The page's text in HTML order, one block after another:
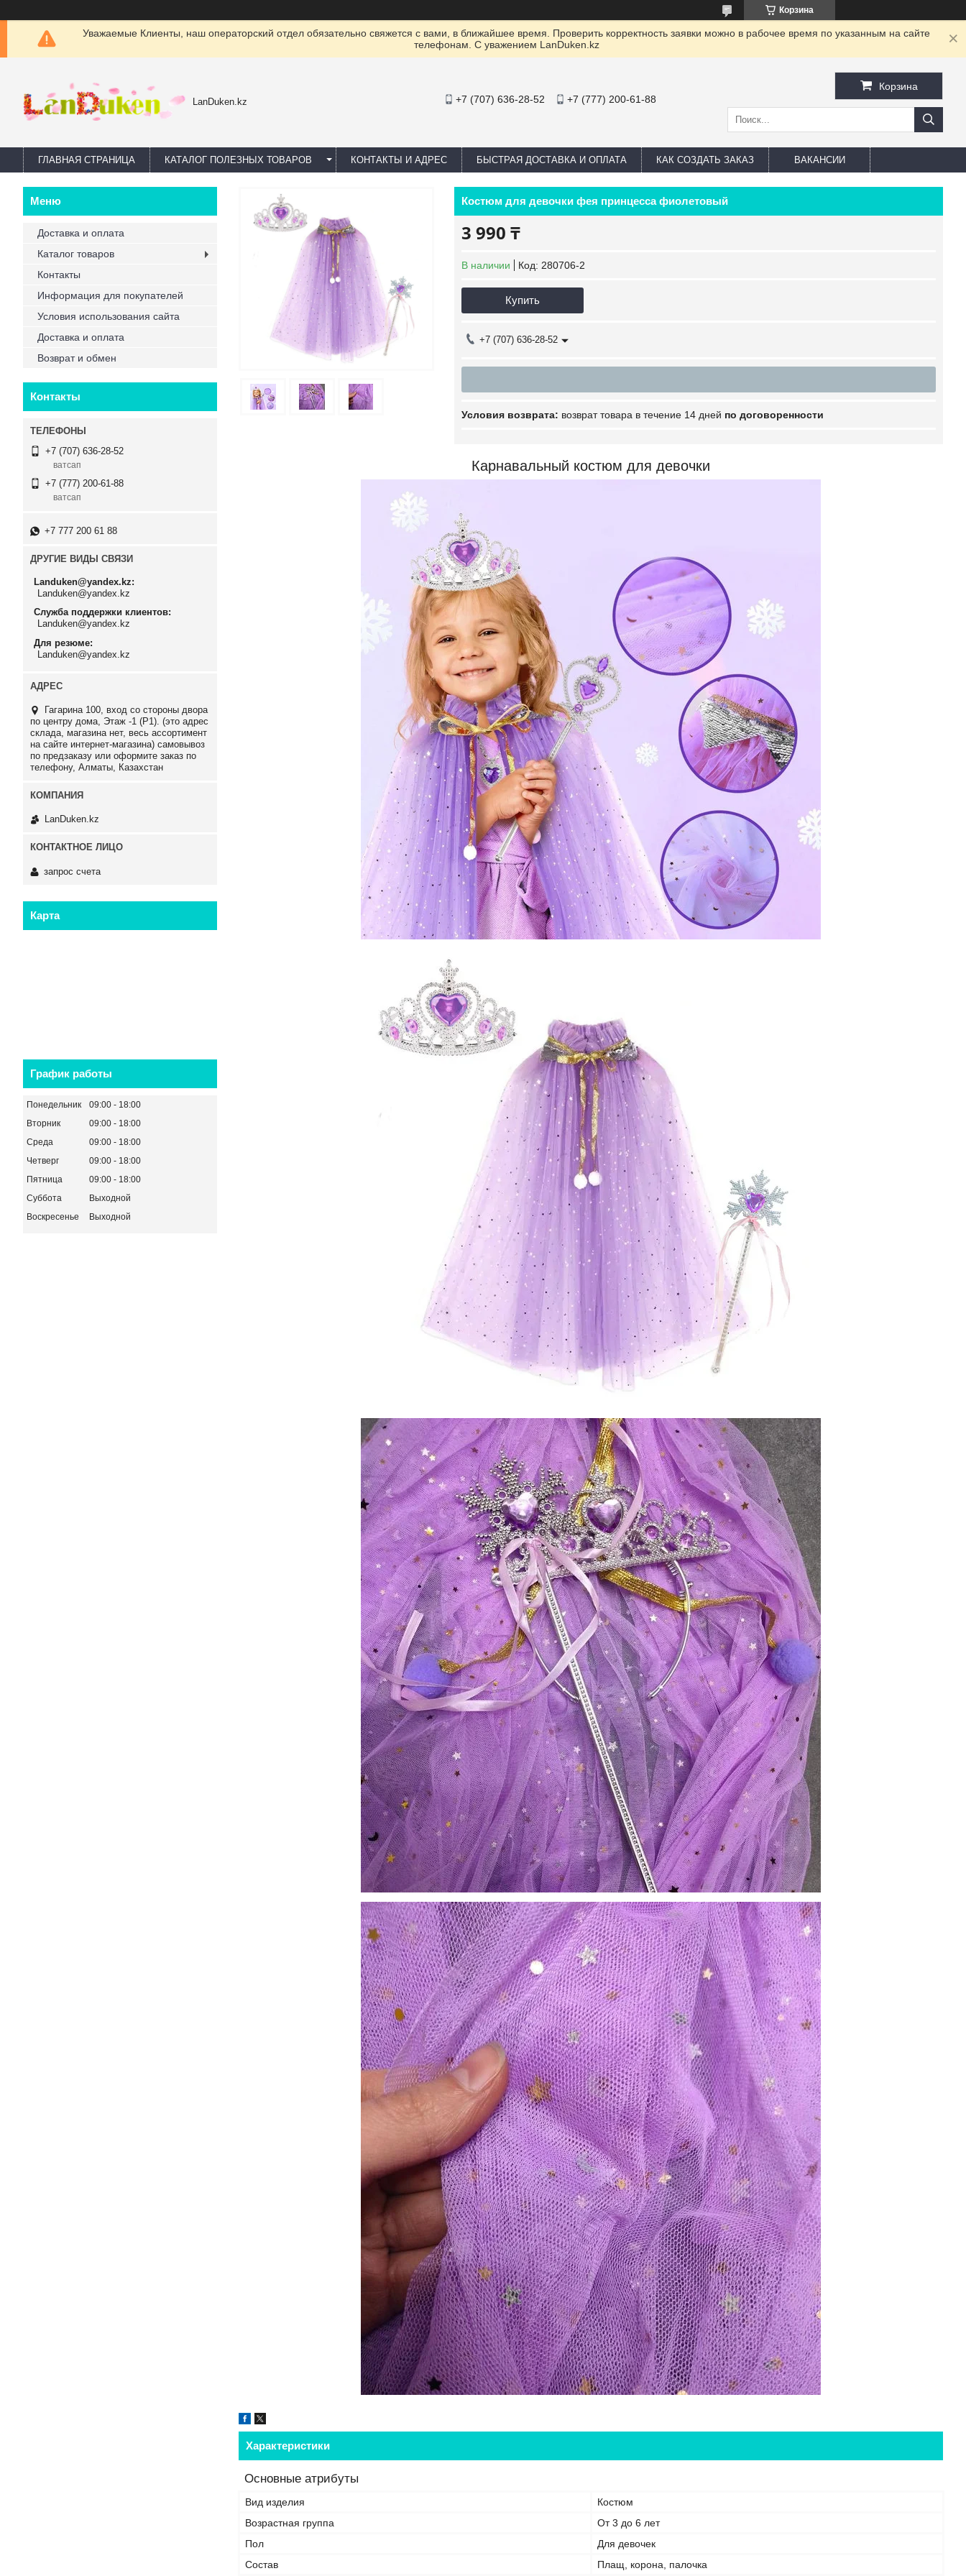
Корзина
Уважаемые Клиенты, наш операторский отдел обязательно свяжется с вами, в ближайшее время. Проверить корректность заявки можно в рабочее время по указанным на сайте
телефонам. С уважением LanDuken.kz
LanDuken.kz +7 (707) 636-28-52 +7 (777) 200-61-88
Корзина
ГЛАВНАЯ СТРАНИЦА КАТАЛОГ ПОЛЕЗНЫХ ТОВАРОВ КОНТАКТЫ И АДРЕС БЫСТРАЯ ДОСТАВКА И ОПЛАТА КАК СОЗДАТЬ ЗАКАЗ ВАКАНСИИ
Костюм для девочки фея принцесса фиолетовый
3 990 ₸
В наличии Код: 280706-2
Купить
+7 (707) 636-28-52
возврат товара в течение 14 дней по договоренности
Карнавальный костюм для девочки
Характеристики
Основные атрибуты
Вид изделия
Костюм
Возрастная группа
От 3 до 6 лет
Пол
Для девочек
Состав
Плащ, корона, палочка
Доставка и оплата
Каталог товаров
Контакты
Информация для покупателей
Условия использования сайта
Доставка и оплата
Возврат и обмен
Контакты
+7 (707) 636-28-52
ватсап
+7 (777) 200-61-88
ватсап
+7 777 200 61 88
ДРУГИЕ ВИДЫ СВЯЗИ
Landuken@yandex.kz
Landuken@yandex.kz
Служба поддержки клиентов
Landuken@yandex.kz
Для резюме
Landuken@yandex.kz
Гагарина 100, вход со стороны двора
по центру дома, Этаж -1 (P1). (это адрес
склада, магазина нет, весь ассортимент
на сайте интернет-магазина) самовывоз
по предзаказу или оформите заказ по
телефону, Алматы, Казахстан
LanDuken.kz
запрос счета
Карта
График работы
Понедельник 09:00
18:00
Вторник
09:00
18:00
Среда
09:00
18:00
Четверг
09:00
18:00
Пятница
09:00
18:00
Суббота
Выходной
Воскресенье
Выходной